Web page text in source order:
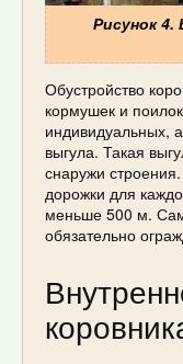
Рисунок
Обустройство
кормушек и
индивидуальных,
выгула. Такая
снаружи
дорожки для
меньше 500 м.
обязательно